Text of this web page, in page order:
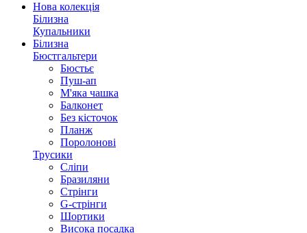
Нова колекція
Білизна
Купальники
Білизна
Бюстгальтери
Бюстьє
Пуш-ап
М'яка чашка
Балконет
Без кісточок
Планж
Поролонові
Трусики
Сліпи
Бразиляни
Стрінги
G-стрінги
Шортики
Висока посадка